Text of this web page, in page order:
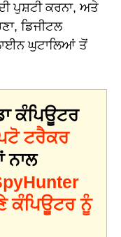
ਪੁਸ਼ਟੀ ਕਰਨਾ, ਅਤੇ
ਡਿਜੀਟਲ
ਘੁਟਾਲਿਆਂ ਤੋਂ
ਕੰਪਿਊਟਰ
ਟਰੈਕਰ
ਕੰਪਿਊਟਰ ਨੂੰ